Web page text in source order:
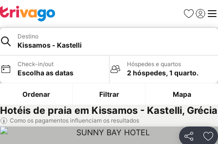
Favoritos
Iniciar
Destino
Kissamos - Kastelli
Check-in/out
Escolha as datas
Hóspedes e quartos
2 hóspedes, 1 quarto.
Ordenar Filtrar Mapa
Hotéis de praia em Kissamos - Kastelli, Grécia
Como os pagamentos influenciam os resultados
Partilhar